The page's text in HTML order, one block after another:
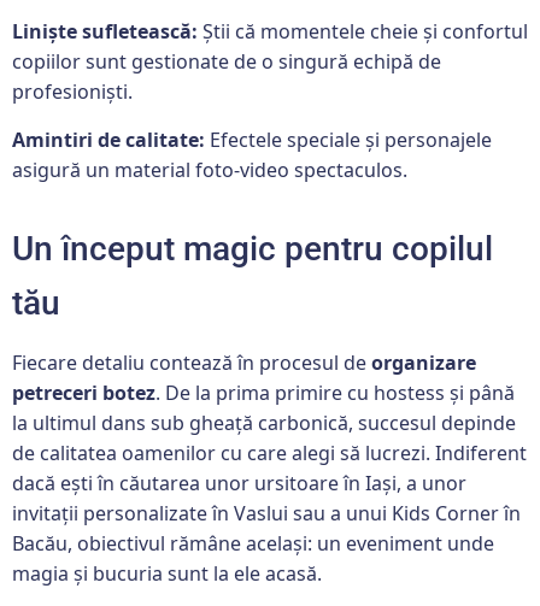
Liniște sufletească: Știi că momentele cheie și confortul
copiilor sunt gestionate de o singură echipă de
profesioniști.
Amintiri de calitate: Efectele speciale și personajele
asigură un material foto-video spectaculos.
Un început magic pentru copilul
tău
Fiecare detaliu contează în procesul deorganizare
petreceri botez. De la prima primire cu hostess și până
la ultimul dans sub gheață carbonică, succesul depinde
de calitatea oamenilor cu care alegi să lucrezi. Indiferent
dacă ești în căutarea unor ursitoare în Iași, a unor
invitații personalizate în Vaslui sau a unui Kids Corner în
Bacău, obiectivul rămâne același: un eveniment unde
magia și bucuria sunt la ele acasă.